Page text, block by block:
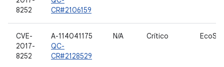
8252
CR#2106159
CVE-
2017-
8252
A-114041175
QC-
CR#2128529
N/A Crítico